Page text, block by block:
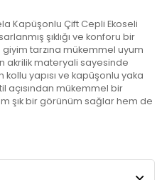
Kapüşonlu Çift Cepli Ekoseli
şıklığı ve konforu bir
tarzına mükemmel uyum
akrilik materyali sayesinde
yapısı ve kapüşonlu yaka
açısından mükemmel bir
şık bir görünüm sağlar hem de
bu gömlek, kış stiline eğlence